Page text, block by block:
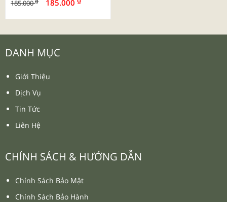
185.000 185.000
DANH MỤC
Giới Thiệu
Dịch Vụ
Tin Tức
Liên Hệ
CHÍNH SÁCH & HƯỚNG DẪN
Chính Sách Bảo Mật
Chính Sách Bảo Hành